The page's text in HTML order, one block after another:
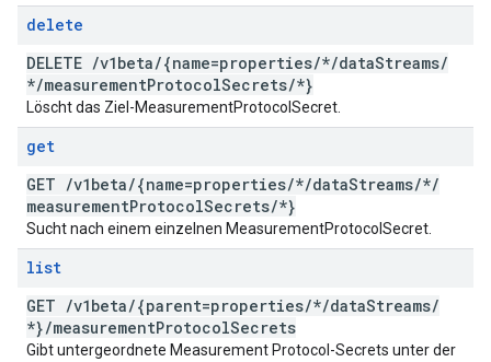
delete
DELETE /v1beta/{name=properties/*/dataStreams/
*/measurementProtocolSecrets/*}
Löscht das Ziel-MeasurementProtocolSecret.
get
GET /v1beta/{name=properties/*/dataStreams/*/
measurementProtocolSecrets/*}
Sucht nach einem einzelnen MeasurementProtocolSecret.
list
GET /v1beta/{parent=properties/*/dataStreams/
*}/measurementProtocolSecrets
Gibt untergeordnete Measurement Protocol-Secrets unter der